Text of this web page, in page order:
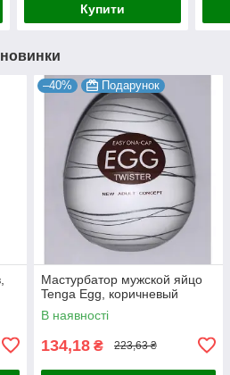
Купити
новинки
–40% Подарунок
Мастурбатор мужской яйцо
Tenga Egg, коричневый
В наявності
134,18 ₴ 223,63 ₴